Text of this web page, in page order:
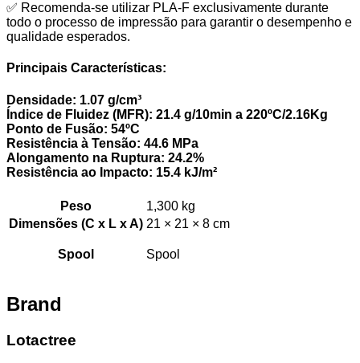
✅ Recomenda-se utilizar PLA-F exclusivamente durante
todo o processo de impressão para garantir o desempenho e
qualidade esperados.
Principais Características:
Densidade: 1.07 g/cm³
Índice de Fluidez (MFR): 21.4 g/10min a 220ºC/2.16Kg
Ponto de Fusão: 54ºC
Resistência à Tensão: 44.6 MPa
Alongamento na Ruptura: 24.2%
Resistência ao Impacto: 15.4 kJ/m²
Peso
1,300 kg
Dimensões (C x L x A) 21 × 21 × 8 cm
Spool Spool
Brand
Lotactree